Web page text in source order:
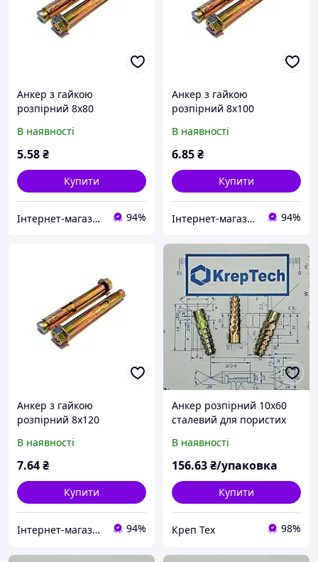
Анкер з гайкою
розпірний 8х80
В наявності
5.58₴
Купити
Інтернет-магазин "Шуруп" 94%
Анкер з гайкою
розпірний 8х100
В наявності
6.85₴
Купити
Інтернет-магазин "Шуруп" 94%
Анкер з гайкою
розпірний 8х120
В наявності
7.64₴
Купити
Інтернет-магазин "Шуруп" 94%
Анкер розпірний 10x60
сталевий для пористих
В наявності
156.63₴/упаковка
Купити
Креп Тех 98%